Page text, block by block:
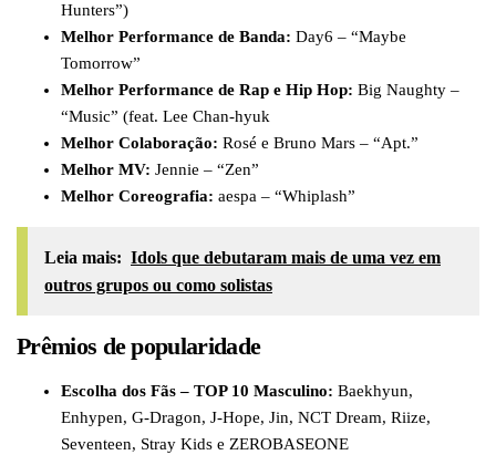
Hunters”)
Melhor Performance de Banda: Day6 – “Maybe
Tomorrow”
Melhor Performance de Rap e Hip Hop: Big Naughty –
“Music” (feat. Lee Chan-hyuk
Melhor Colaboração: Rosé e Bruno Mars – “Apt.”
Melhor MV: Jennie – “Zen”
Melhor Coreografia: aespa – “Whiplash”
Leia mais: Idols que debutaram mais de uma vez em
outros grupos ou como solistas
Prêmios de popularidade
Escolha dos Fãs – TOP 10 Masculino: Baekhyun,
Enhypen, G-Dragon, J-Hope, Jin, NCT Dream, Riize,
Seventeen, Stray Kids e ZEROBASEONE